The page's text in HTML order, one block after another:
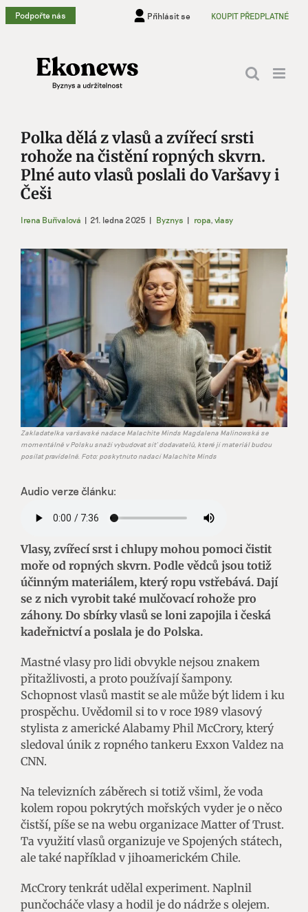
Přeskočit
na
Podpořte nás Přihlásit se KOUPIT PŘEDPLATNÉ
Polka dělá z vlasů a zvířecí srsti
rohože na čistění ropných skvrn.
Plné auto vlasů poslali do Varšavy i
Češi
Irena Buřívalová | 21. ledna 2025 | Byznys | ropa, vlasy
Zobrazit
větší
obrázek
Zakladatelka varšavské nadace Malachite Minds Magdalena Malinowská se
momentálně v Polsku snaží vybudovat síť dodavatelů, které jí materiál budou
posílat pravidelně. Foto: poskytnuto nadací Malachite Minds
Audio verze článku:
Vlasy, zvířecí srst i chlupy mohou pomoci čistit
moře od ropných skvrn. Podle vědců jsou totiž
účinným materiálem, který ropu vstřebává. Dají
se z nich vyrobit také mulčovací rohože pro
záhony. Do sbírky vlasů se loni zapojila i česká
kadeřnictví a poslala je do Polska.
Mastné vlasy pro lidi obvykle nejsou znakem
přitažlivosti, a proto používají šampony.
Schopnost vlasů mastit se ale může být lidem i ku
prospěchu. Uvědomil si to v roce 1989 vlasový
stylista z americké Alabamy Phil McCrory, který
sledoval únik z ropného tankeru Exxon Valdez na
CNN.
Na televizních záběrech si totiž všiml, že voda
kolem ropou pokrytých mořských vyder je o něco
čistší, píše se na webu organizace Matter of Trust.
Ta využití vlasů organizuje ve Spojených státech,
ale také například v jihoamerickém Chile.
McCrory tenkrát udělal experiment. Naplnil
punčocháče vlasy a hodil je do nádrže s olejem.